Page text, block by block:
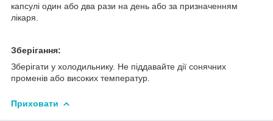
капсулі один або два рази на день або за призначенням
лікаря.
Зберігання:
Зберігати у холодильнику. Не піддавайте дії сонячних
променів або високих температур.
Приховати